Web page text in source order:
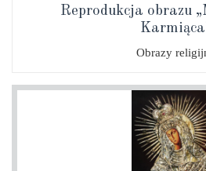
Reprodukcja obrazu
Obrazy